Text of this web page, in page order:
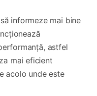
informeze mai bine
astfel
mai eficient
acolo unde este